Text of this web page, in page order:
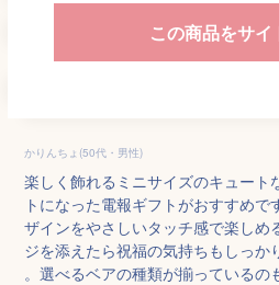
この商品をサイ
かりんちょ(50代・男性)
楽しく飾れるミニサイズのキュート
トになった電報ギフトがおすすめ
ザインをやさしいタッチ感で楽しめ
ジを添えたら祝福の気持ちもしっか
。選べるベアの種類が揃っているの